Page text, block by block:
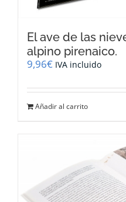
El ave de las
alpino pirenaico.
9,96€ IVA incluido
Añadir al carrito